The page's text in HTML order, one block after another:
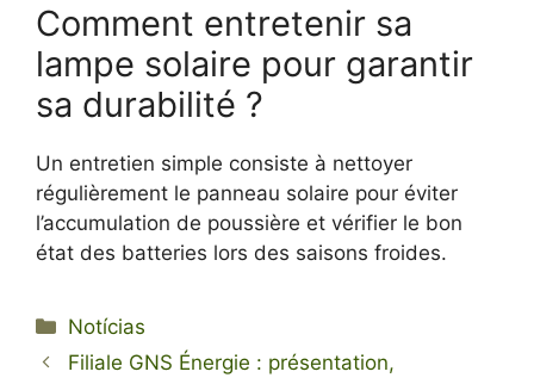
Comment entretenir sa
lampe solaire pour garantir
sa durabilité ?
Un entretien simple consiste à nettoyer
régulièrement le panneau solaire pour éviter
l’accumulation de poussière et vérifier le bon
état des batteries lors des saisons froides.
Categorias
Notícias
Filiale GNS Énergie : présentation,